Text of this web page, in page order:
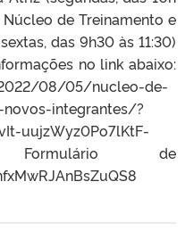
Núcleo de Treinamento e
das 9h30 às 11:30)
no link abaixo:
08/05/nucleo-de-
integrantes/?
uujzWyz0Po7lKtF-
Formulário de